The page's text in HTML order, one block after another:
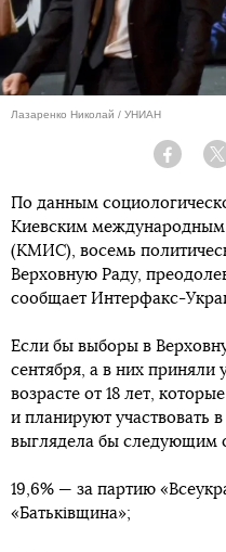
Лазаренко Николай / УНИАН
По данным
Киевским международным
(КМИС), восемь
Верховную Раду,
сообщает Интерфакс-
Если бы выборы в
сентября, а в них приняли
возрасте от 18 лет,
и планируют участвовать
выглядела бы следующим
19,6% — за партию
«Батьківщина»;